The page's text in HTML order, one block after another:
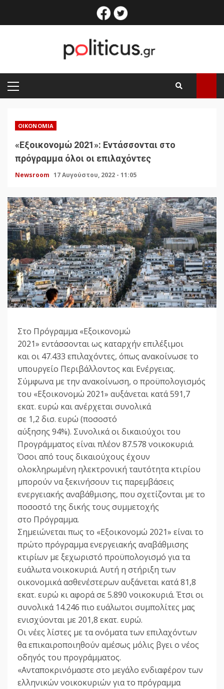
facebook
PRIMARY
MENU
ΟΙΚΟΝΟΜΊΑ
«Εξοικονομώ 2021»: Εντάσσονται στο
πρόγραμμα όλοι οι επιλαχόντες
Newsroom 17 Αυγούστου, 2022 - 11:05
Στο Πρόγραμμα «Εξοικονομώ
2021» εντάσσονται ως καταρχήν επιλέξιμοι
και οι 47.433 επιλαχόντες, όπως ανακοίνωσε το
υπουργείο Περιβάλλοντος και Ενέργειας.
Σύμφωνα με την ανακοίνωση, ο προϋπολογισμός
του «Εξοικονομώ 2021» αυξάνεται κατά 591,7
εκατ. ευρώ και ανέρχεται συνολικά
σε 1,2 δισ. ευρώ (ποσοστό
αύξησης 94%). Συνολικά οι δικαιούχοι του
Προγράμματος είναι πλέον 87.578 νοικοκυριά.
Όσοι από τους δικαιούχους έχουν
ολοκληρωμένη ηλεκτρονική ταυτότητα κτιρίου
μπορούν να ξεκινήσουν τις παρεμβάσεις
ενεργειακής αναβάθμισης, που σχετίζονται με το
ποσοστό της δικής τους συμμετοχής
στο Πρόγραμμα.
Σημειώνεται πως το «Εξοικονομώ 2021» είναι το
πρώτο πρόγραμμα ενεργειακής αναβάθμισης
κτιρίων με ξεχωριστό προϋπολογισμό για τα
ευάλωτα νοικοκυριά. Αυτή η στήριξη των
οικονομικά ασθενέστερων αυξάνεται κατά 81,8
εκατ. ευρώ κι αφορά σε 5.890 νοικοκυριά. Έτσι οι
συνολικά 14.246 πιο ευάλωτοι συμπολίτες μας
ενισχύονται με 201,8 εκατ. ευρώ.
Οι νέες λίστες με τα ονόματα των επιλαχόντων
θα επικαιροποιηθούν αμέσως μόλις βγει ο νέος
οδηγός του προγράμματος.
«Ανταποκρινόμαστε στο μεγάλο ενδιαφέρον των
ελληνικών νοικοκυριών για το πρόγραμμα